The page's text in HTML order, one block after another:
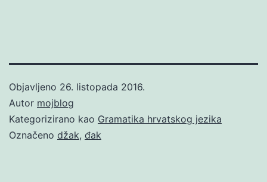
Objavljeno 26. listopada 2016.
Autor mojblog
Kategorizirano kao Gramatika hrvatskog jezika
Označeno džak, đak